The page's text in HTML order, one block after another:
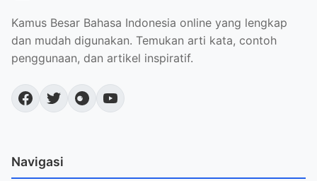
Kamus Besar Bahasa Indonesia online yang lengkap
dan mudah digunakan. Temukan arti kata, contoh
penggunaan, dan artikel inspiratif.
Navigasi